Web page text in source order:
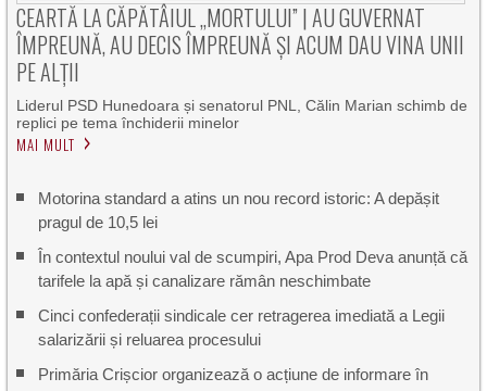
CEARTĂ LA CĂPĂTÂIUL „MORTULUI” | AU GUVERNAT
ÎMPREUNĂ, AU DECIS ÎMPREUNĂ ȘI ACUM DAU VINA UNII
PE ALȚII
Liderul PSD Hunedoara și senatorul PNL, Călin Marian schimb de
replici pe tema închiderii minelor
MAI MULT
Motorina standard a atins un nou record istoric: A depășit
pragul de 10,5 lei
În contextul noului val de scumpiri, Apa Prod Deva anunță că
tarifele la apă și canalizare rămân neschimbate
Cinci confederații sindicale cer retragerea imediată a Legii
salarizării și reluarea procesului
Primăria Crișcior organizează o acțiune de informare în